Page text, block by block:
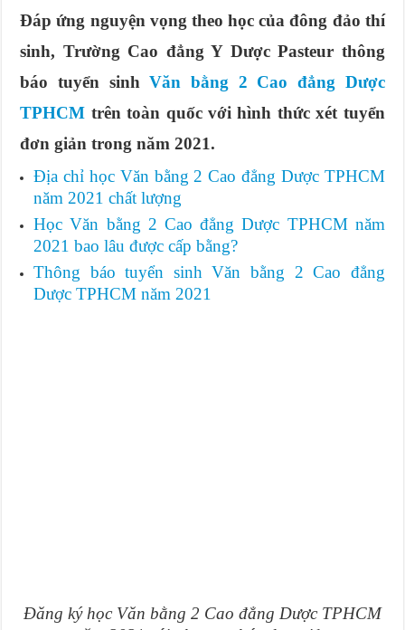
Đáp ứng nguyện vọng theo học của đông đảo thí
sinh, Trường Cao đẳng Y Dược Pasteur thông
báo tuyển sinhVăn bằng 2 Cao đẳng Dược
TPHCM trên toàn quốc với hình thức xét tuyển
đơn giản trong năm 2021.
Địa chỉ học Văn bằng 2 Cao đẳng Dược TPHCM
năm 2021 chất lượng
Học Văn bằng 2 Cao đẳng Dược TPHCM năm
2021 bao lâu được cấp bằng?
Thông báo tuyển sinh Văn bằng 2 Cao đẳng
Dược TPHCM năm 2021
Đăng ký học Văn bằng 2 Cao đẳng Dược TPHCM